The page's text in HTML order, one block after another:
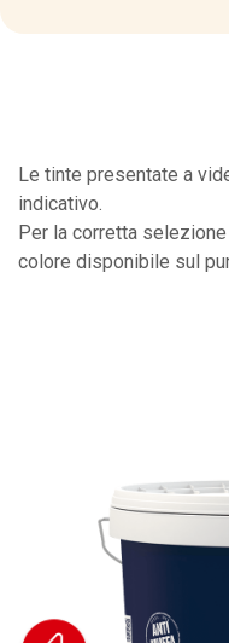
Le tinte presentate a
indicativo.
Per la corretta
colore disponibile sul